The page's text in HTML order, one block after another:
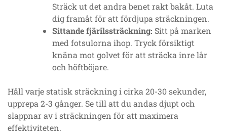
Sträck ut det andra benet rakt bakåt. Luta
dig framåt för att fördjupa sträckningen.
Sittande fjärilssträckning: Sitt på marken
med fotsulorna ihop. Tryck försiktigt
knäna mot golvet för att sträcka inre lår
och höftböjare.
Håll varje statisk sträckning i cirka 20-30 sekunder,
upprepa 2-3 gånger. Se till att du andas djupt och
slappnar av i sträckningen för att maximera
effektiviteten.